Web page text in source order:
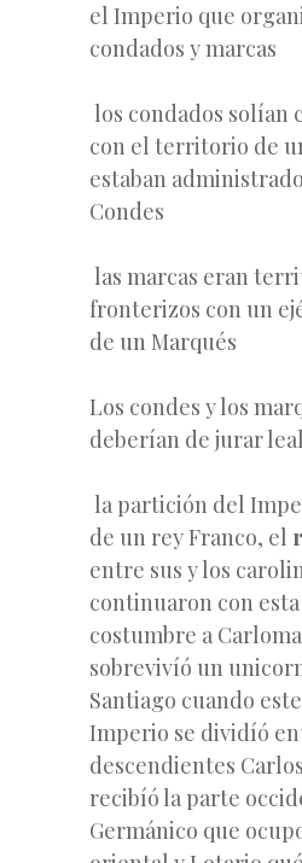
el Imperio que
condados y marcas
los condados solían
con el territorio de
estaban
Condes
las marcas eran
fronterizos con un
de un Marqués
Los condes y los
deberían de jurar
la partición del
de un rey Franco, el
entre sus y los
continuaron con
costumbre a
sobrevivíó un
Santiago cuando
Imperio se dividíó
descendientes
recibíó la parte
Germánico que